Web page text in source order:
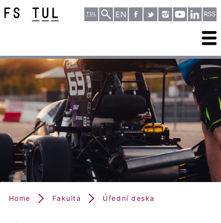
EN RSS
Home Fakulta Úřední deska